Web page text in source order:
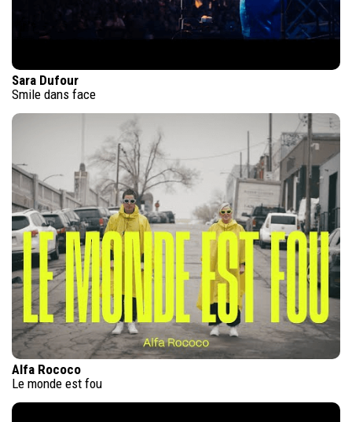
Sara Dufour
Smile dans face
Alfa Rococo
Le monde est fou